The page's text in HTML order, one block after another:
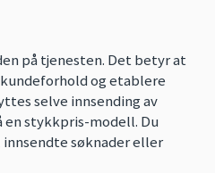
på tjenesten. Det betyr at
og etablere
selve innsending av
en stykkpris-modell. Du
søknader eller